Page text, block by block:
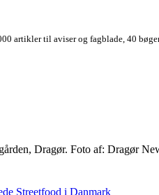
artikler til aviser og fagblade, 40
Streetfood i Danmark